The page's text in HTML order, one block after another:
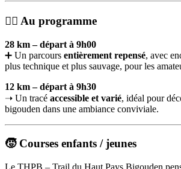
🏃‍♂️ Au programme
28 km – départ à 9h00
➕ Un parcours entièrement repensé, avec
plus technique et plus sauvage, pour les
12 km – départ à 9h30
➝ Un tracé accessible et varié, idéal pour
bigouden dans une ambiance conviviale.
🧒 Courses enfants / jeunes
Le THPB – Trail du Haut Pays Bigouden